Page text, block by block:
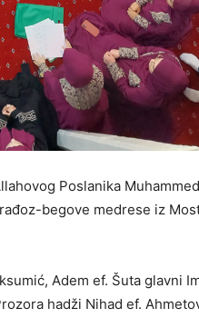
Poslanika
begove medrese iz
Adem ef. Šuta glavni
hadži Nihad ef.